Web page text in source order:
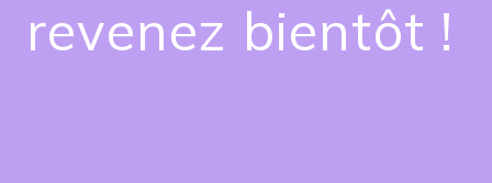
revenez bientôt !